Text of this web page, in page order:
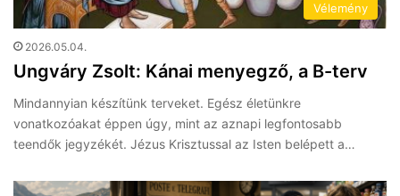
Vélemény
2026.05.04.
Ungváry Zsolt: Kánai menyegző, a B-terv
Mindannyian készítünk terveket. Egész életünkre
vonatkozóakat éppen úgy, mint az aznapi legfontosabb
teendők jegyzékét. Jézus Krisztussal az Isten belépett a…